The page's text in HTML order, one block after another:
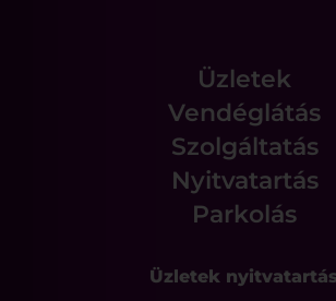
Üzletek
Vendéglátás
Szolgáltatás
Nyitvatartás
Parkolás
Üzletek nyitvatartás